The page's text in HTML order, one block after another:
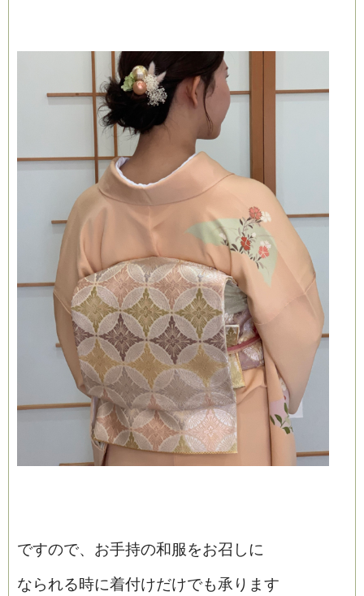
ですので、お手持の和服をお召しに
なられる時に着付けだけでも承ります